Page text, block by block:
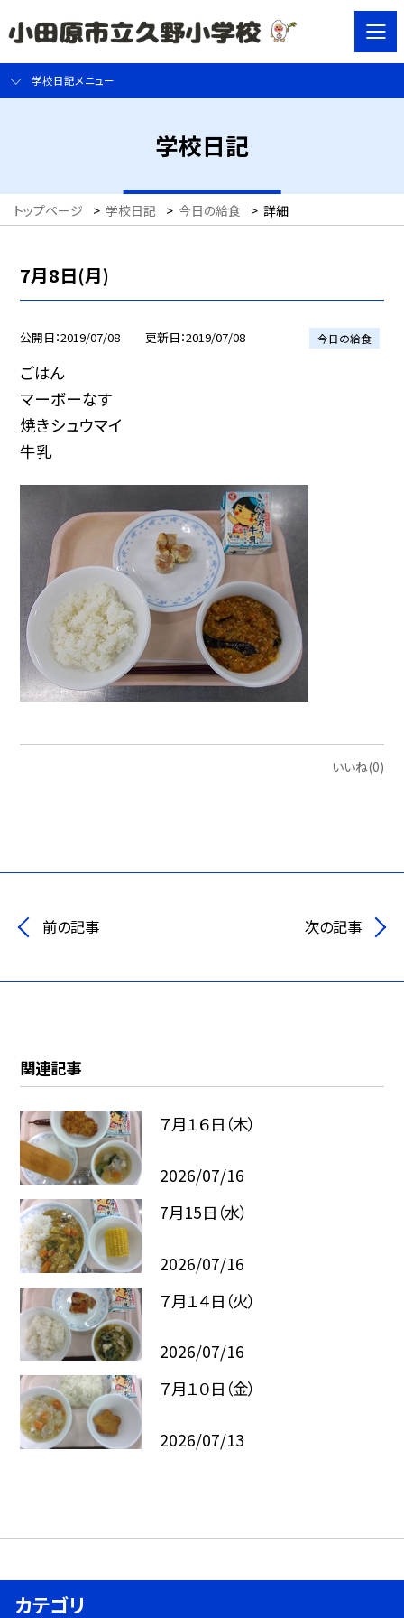
学校日記メニュー
学校日記
トップページ > 学校日記 > 今日の給食 > 詳細
7月8日(月)
公開日 2019/07/08 更新日 2019/07/08 今日の給食
ごはん
マーボーなす
焼きシュウマイ
牛乳
いいね(0)
前の記事 次の記事
関連記事
７月１６日（木）
2026/07/16
7月15日（水）
2026/07/16
７月１４日（火）
2026/07/16
７月１０日（金）
2026/07/13
カテゴリ